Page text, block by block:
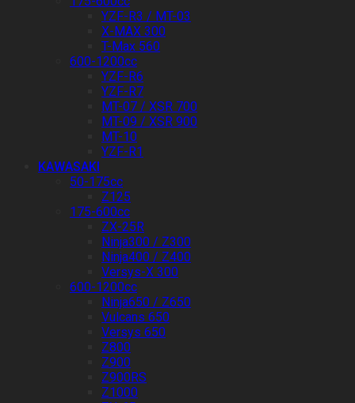
YZF-R3 / MT-03
X-MAX 300
T-Max 560
600-1200cc
YZF-R6
YZF-R7
MT-07 / XSR 700
MT-09 / XSR 900
MT-10
YZF-R1
KAWASAKI
50-175cc
Z125
175-600cc
ZX-25R
Ninja300 / Z300
Ninja400 / Z400
Versys-X 300
600-1200cc
Ninja650 / Z650
Vulcans 650
Versys 650
Z800
Z900
Z900RS
Z1000